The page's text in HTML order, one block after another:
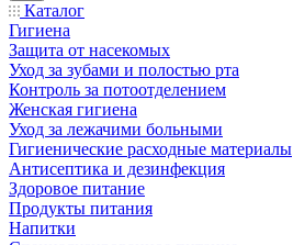
Каталог
Гигиена
Защита от насекомых
Уход за зубами и полостью рта
Контроль за потоотделением
Женская гигиена
Уход за лежачими больными
Гигиенические расходные материалы
Антисептика и дезинфекция
Здоровое питание
Продукты питания
Напитки